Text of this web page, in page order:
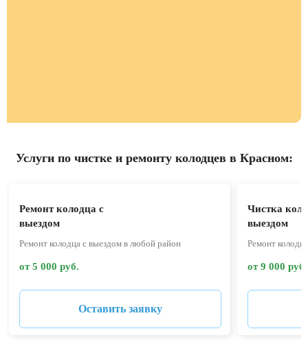
Услуги по чистке и ремонту колодцев в Красном:
Ремонт колодца с
выездом
Ремонт колодца с выездом в любой район
от 5 000 руб.
Оставить заявку
Чистка
выездом
Ремонт
от 9 000 руб.